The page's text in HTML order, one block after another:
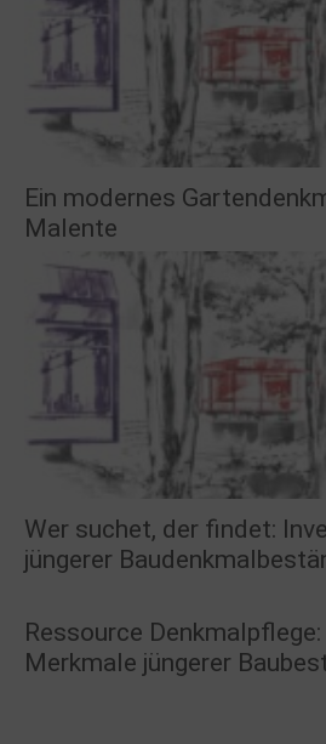
Ein modernes
Malente
Wer suchet, der findet:
jüngerer
Ressource
Merkmale jüngerer